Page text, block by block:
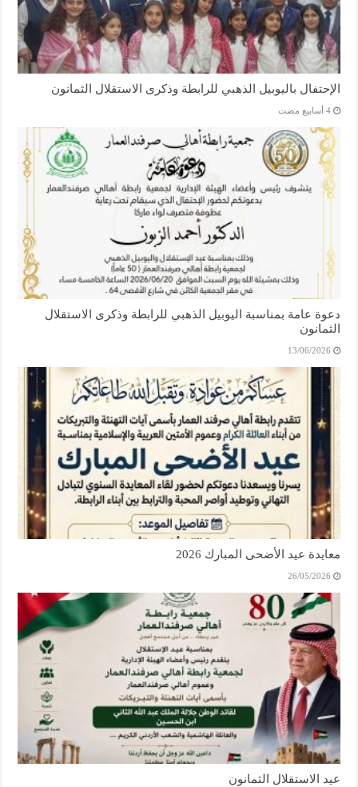
الإحتفال باليوبيل الذهبي للرابطة وذكرى الاستقلال الثمانون
‏4 أسابيع مضت
دعوة عامة بمناسبة اليوبيل الذهبي للرابطة وذكرى الاستقلال
الثمانون
13/06/2026
معايدة عيد الأضحى المبارك 2026
26/05/2026
عيد الاستقلال الثمانون